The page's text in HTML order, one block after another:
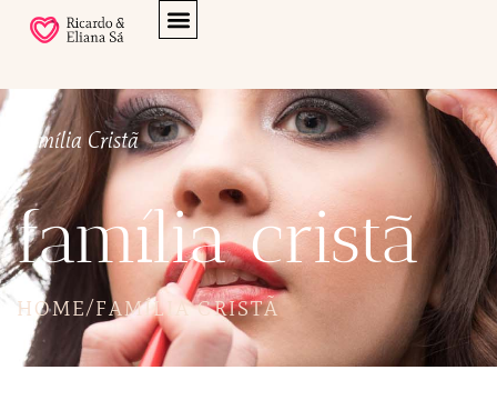
Família Cristã
família cristã
HOME/FAMÍLIA CRISTÃ